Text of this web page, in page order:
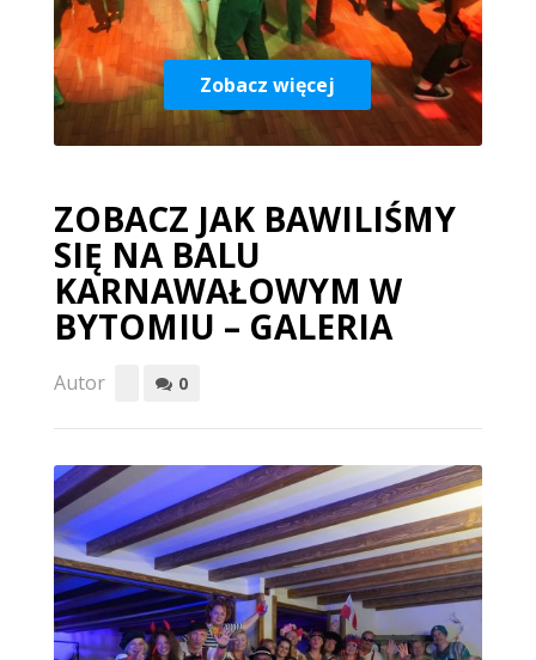
Zobacz więcej
ZOBACZ JAK BAWILIŚMY
SIĘ NA BALU
KARNAWAŁOWYM W
BYTOMIU – GALERIA
Autor 0